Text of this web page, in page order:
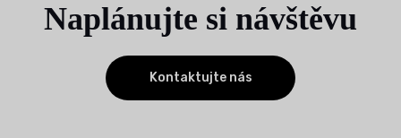
Naplánujte si návštěvu
Kontaktujte nás